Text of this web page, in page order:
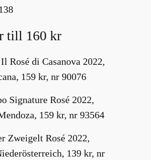
till 160 kr
Rosé di Casanova 2022,
159 kr, nr 90076
Signature Rosé 2022,
159 kr, nr 93564
Zweigelt Rosé 2022,
139 kr, nr